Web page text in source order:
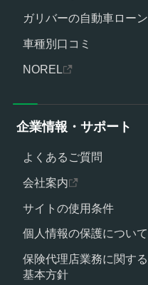
ガリバーの自動車ローン
車種別口コミ
NOREL
企業情報・サポート
よくあるご質問
会社案内
サイトの使用条件
個人情報の保護について
保険代理店業務に関する
基本方針